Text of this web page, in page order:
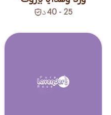
25 - 40 د